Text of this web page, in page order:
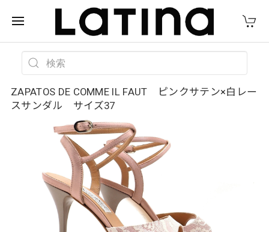
ZAPATOS DE COMME IL FAUT ピンクサテン×白レー
スサンダル サイズ37